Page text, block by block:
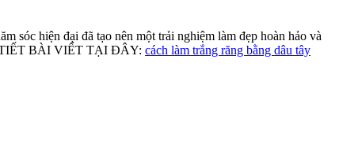
sóc hiện đại đã tạo nên một trải nghiệm làm đẹp hoàn hảo và
TIẾT BÀI VIẾT TẠI ĐÂY: cách làm trắng răng bằng dâu tây